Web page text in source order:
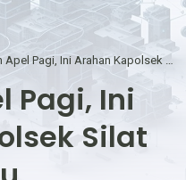
Pagi, Ini
Silat